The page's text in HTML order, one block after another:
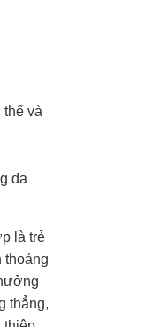
và
da
là trẻ
thoảng
thẳng,